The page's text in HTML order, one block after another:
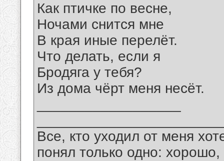
Как птичке по весне,
Ночами снится мне
В края иные перелёт.
Что делать, если я
Бродяга у тебя?
Из дома чёрт меня несёт.
Все, кто уходил от меня
понял только одно: